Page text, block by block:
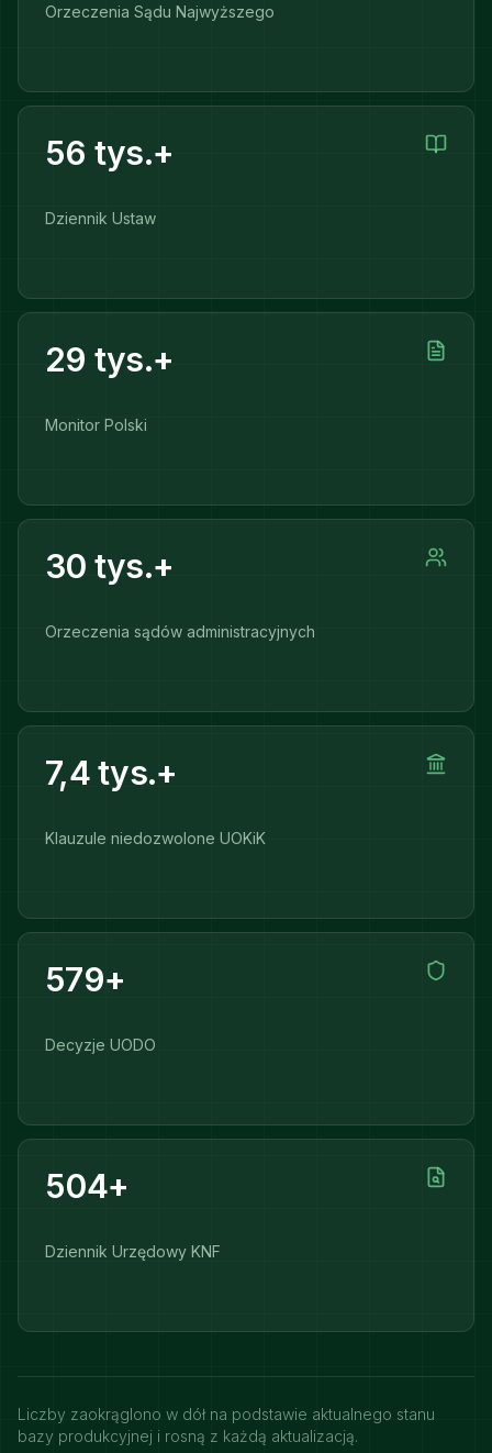
Orzeczenia Sądu Najwyższego
56 tys.+
Dziennik Ustaw
29 tys.+
Monitor Polski
30 tys.+
Orzeczenia sądów administracyjnych
7,4 tys.+
Klauzule niedozwolone UOKiK
579+
Decyzje UODO
504+
Dziennik Urzędowy KNF
Liczby zaokrąglono w dół na podstawie aktualnego stanu
bazy produkcyjnej i rosną z każdą aktualizacją.